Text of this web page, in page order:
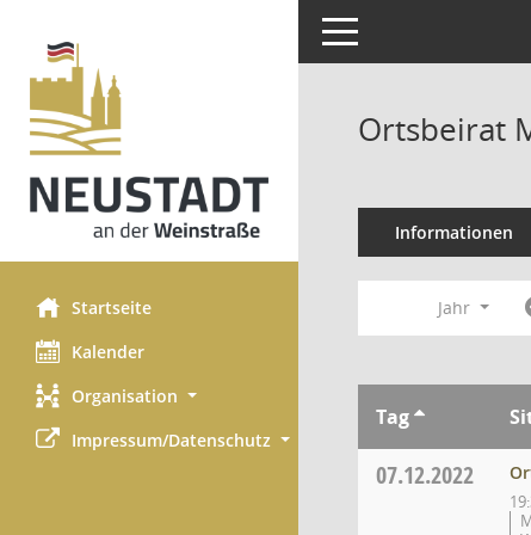
Startseite
Kalender
Organisation
Impressum/Datenschutz
Toggle navigation
Ortsbeirat
Informationen
Jahr
Tag
07.12.2022